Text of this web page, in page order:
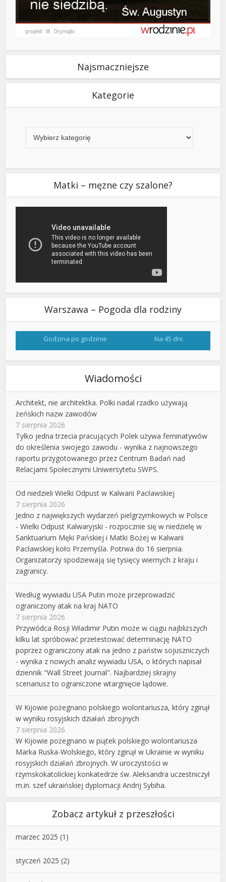
Najsmaczniejsze
Kategorie
Matki – męzne czy szalone?
Warszawa – Pogoda dla rodziny
Godzina po godzinie Na 45 dni
Wiadomości
Architekt, nie architektka. Polki nadal rzadko używają
żeńskich nazw zawodów
7 sierpnia 2026
Tylko jedna trzecia pracujących Polek używa feminatywów
do określenia swojego zawodu - wynika z najnowszego
raportu przygotowanego przez Centrum Badań nad
Relacjami Społecznymi Uniwersytetu SWPS.
Od niedzieli Wielki Odpust w Kalwarii Pacławskiej
7 sierpnia 2026
Jedno z największych wydarzeń pielgrzymkowych w Polsce
- Wielki Odpust Kalwaryjski - rozpocznie się w niedzielę w
Sanktuarium Męki Pańskiej i Matki Bożej w Kalwarii
Pacławskiej koło Przemyśla. Potrwa do 16 sierpnia.
Organizatorzy spodziewają się tysięcy wiernych z kraju i
zagranicy.
Według wywiadu USA Putin może przeprowadzić
ograniczony atak na kraj NATO
7 sierpnia 2026
Przywódca Rosji Władimir Putin może w ciągu najbliższych
kilku lat spróbować przetestować determinację NATO
poprzez ograniczony atak na jedno z państw sojuszniczych
- wynika z nowych analiz wywiadu USA, o których napisał
dziennik "Wall Street Journal". Najbardziej skrajny
scenariusz to ograniczone wtargnięcie lądowe.
W Kijowie pożegnano polskiego wolontariusza, który zginął
w wyniku rosyjskich działań zbrojnych
7 sierpnia 2026
W Kijowie pożegnano w piątek polskiego wolontariusza
Marka Ruska-Wolskiego, który zginął w Ukrainie w wyniku
rosyjskich działań zbrojnych. W uroczystości w
rzymskokatolickiej konkatedrze św. Aleksandra uczestniczył
m.in. szef ukraińskiej dyplomacji Andrij Sybiha.
Zobacz artykuł z przeszłości
marzec 2025 (1)
styczeń 2025 (2)